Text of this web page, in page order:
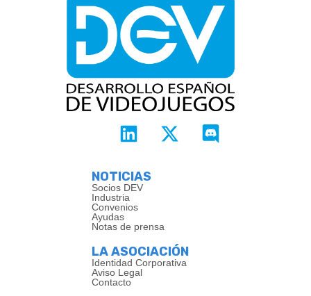
NOTICIAS
Socios DEV
Industria
Convenios
Ayudas
Notas de prensa
LA ASOCIACIÓN
Identidad Corporativa
Aviso Legal
Contacto